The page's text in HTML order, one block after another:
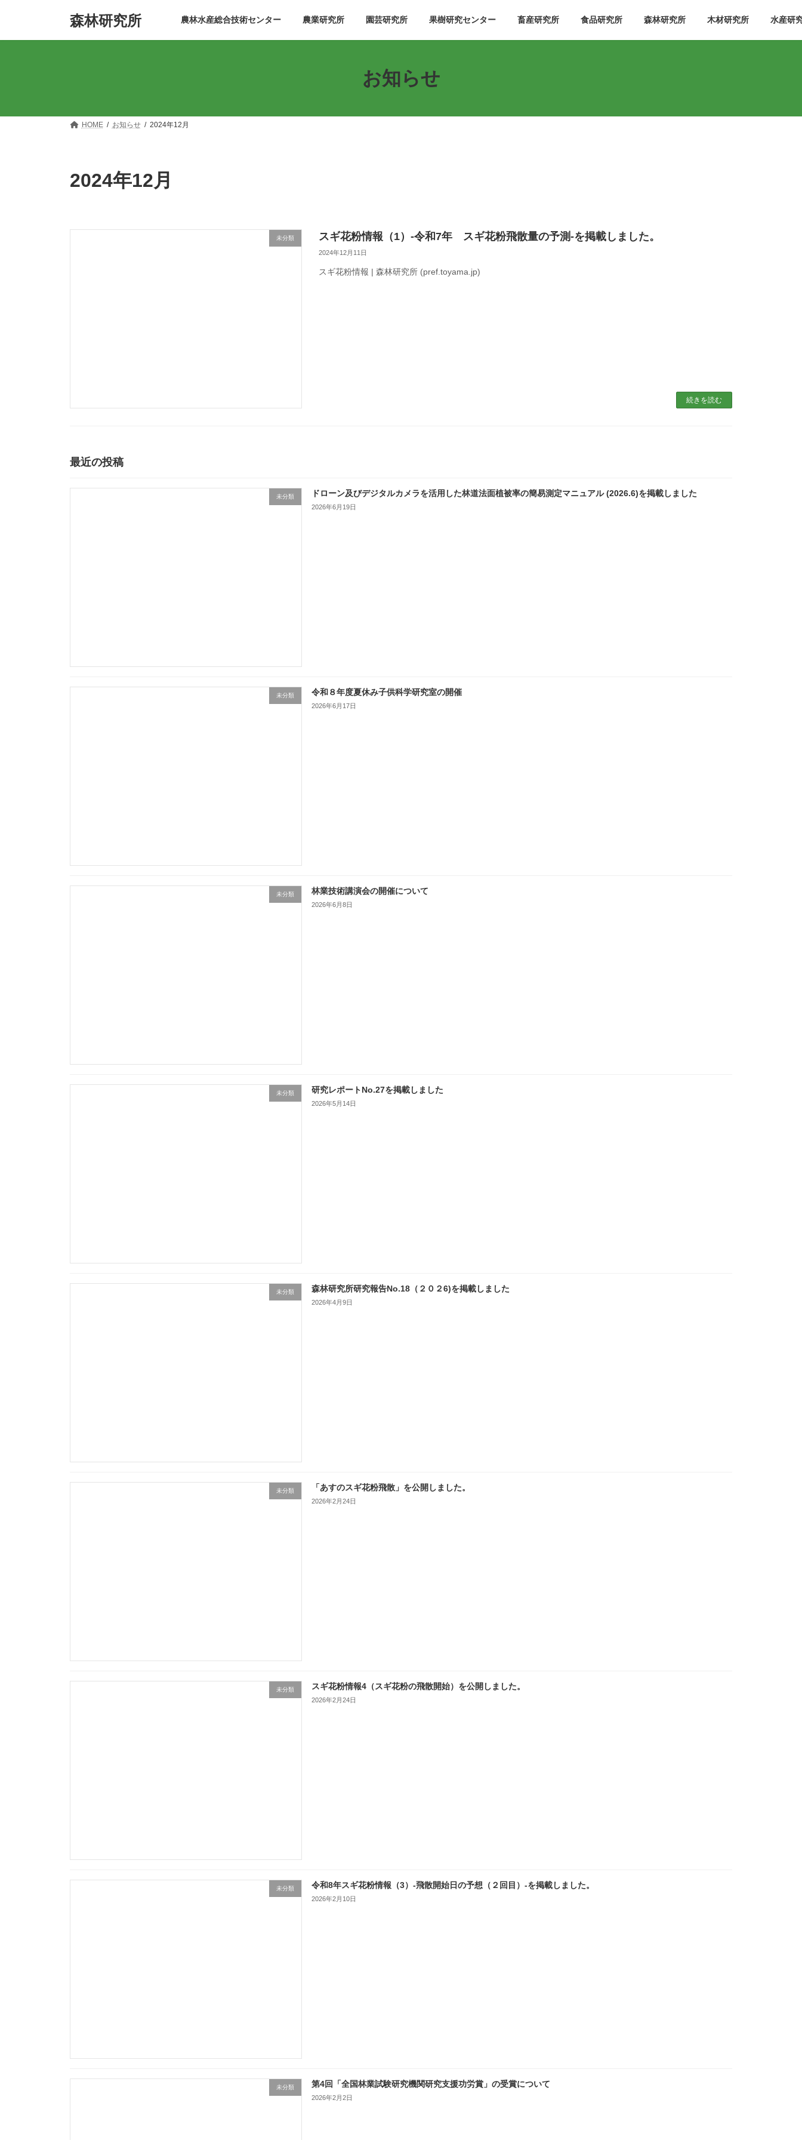
ン
プ
ー
動
森林研究所 農林水産総合技術センター 農業研究所 園芸研究所 果樹研究センター 畜産研究所 食品研究所 森林研究所 木材研究所 水産研
お知らせ
HOME お知らせ 2024年12月
2024年12月
未分類 スギ花粉情報（1）-令和7年 スギ花粉飛散量の予測-を掲載しました。
2024年12月11日
スギ花粉情報 | 森林研究所 (pref.toyama.jp)
続きを読む
最近の投稿
未分類 ドローン及びデジタルカメラを活用した林道法⾯植被率の簡易測定マニュアル (2026.6)を掲載しました
2026年6月19日
未分類 令和８年度夏休み子供科学研究室の開催
2026年6月17日
未分類 林業技術講演会の開催について
2026年6月8日
未分類 研究レポートNo.27を掲載しました
2026年5月14日
未分類 森林研究所研究報告No.18（２０２6)を掲載しました
2026年4月9日
未分類 「あすのスギ花粉飛散」を公開しました。
2026年2月24日
未分類 スギ花粉情報4（スギ花粉の飛散開始）を公開しました。
2026年2月24日
未分類 令和8年スギ花粉情報（3）-飛散開始日の予想（２回目）-を掲載しました。
2026年2月10日
未分類 第4回「全国林業試験研究機関研究支援功労賞」の受賞について
2026年2月2日